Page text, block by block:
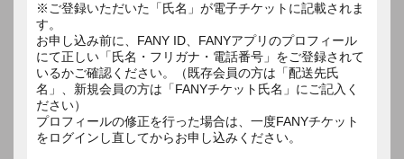
※ご登録いただいた「氏名」が電子チケットに記載されま
す。
お申し込み前に、FANY ID、FANYアプリのプロフィール
にて正しい「氏名・フリガナ・電話番号」をご登録されて
いるかご確認ください。（既存会員の方は「配送先氏
名」、新規会員の方は「FANYチケット氏名」にご記入く
ださい）
プロフィールの修正を行った場合は、一度FANYチケット
をログインし直してからお申し込みください。